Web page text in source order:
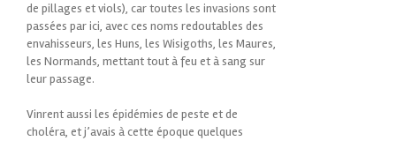
de pillages et viols), car toutes les invasions sont
passées par ici, avec ces noms redoutables des
envahisseurs, les Huns, les Wisigoths, les Maures,
les Normands, mettant tout à feu et à sang sur
leur passage.
Vinrent aussi les épidémies de peste et de
choléra, et j’avais à cette époque quelques